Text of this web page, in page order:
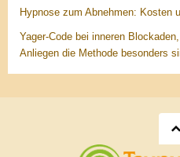
Hypnose zum Abnehmen: Kosten
Yager-Code bei inneren
Anliegen die Methode besonders